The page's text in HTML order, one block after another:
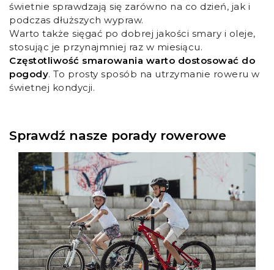
świetnie sprawdzają się zarówno na co dzień, jak i
podczas dłuższych wypraw.
Warto także sięgać po dobrej jakości smary i oleje,
stosując je przynajmniej raz w miesiącu.
Częstotliwość smarowania warto dostosować do
pogody. To prosty sposób na utrzymanie roweru w
świetnej kondycji.
Sprawdź nasze porady rowerowe